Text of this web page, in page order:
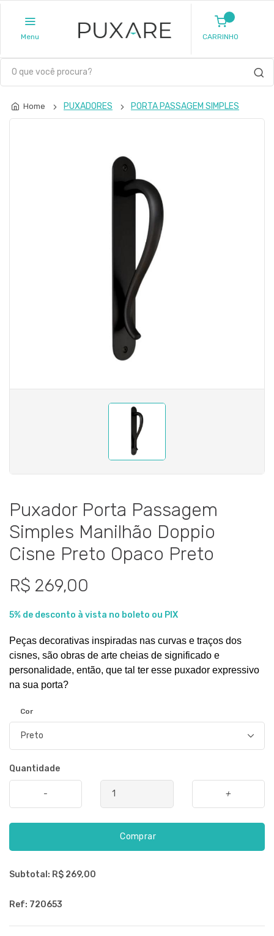
Menu CARRINHO
Home PUXADORES PORTA PASSAGEM SIMPLES
Puxador Porta Passagem
Simples Manilhão Doppio
Cisne Preto Opaco Preto
R$ 269,00
5% de desconto à vista no boleto ou PIX
Peças decorativas inspiradas nas curvas e traços dos
cisnes, são obras de arte cheias de significado e
personalidade, então, que tal ter esse puxador expressivo
na sua porta?
Cor
Quantidade
- +
Comprar
Subtotal: R$ 269,00
Ref: 720653